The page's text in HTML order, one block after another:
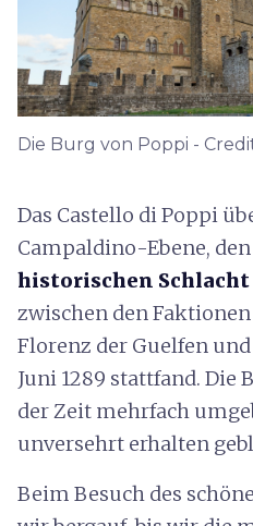
Die Burg von Poppi -
Das Castello di Poppi
Campaldino-Ebene,
historischen
zwischen den Faktionen
Florenz der Guelfen
Juni 1289 stattfand. Die
der Zeit mehrfach
unversehrt erhalten
Beim Besuch des